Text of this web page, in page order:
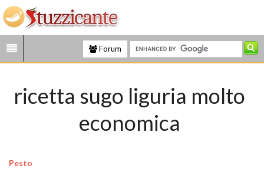
Forum
ricetta sugo liguria molto
economica
Pesto